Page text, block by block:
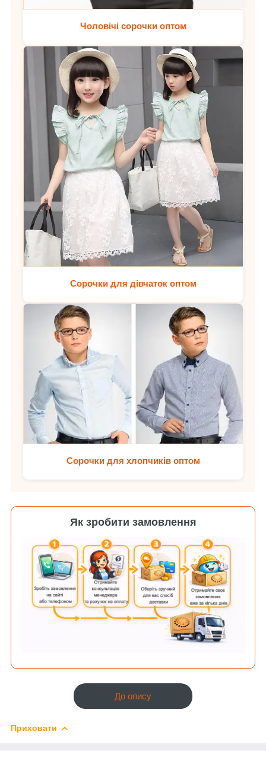
Чоловічі сорочки оптом
Сорочки для дівчаток оптом
Сорочки для хлопчиків оптом
Як зробити замовлення
До опису
Приховати